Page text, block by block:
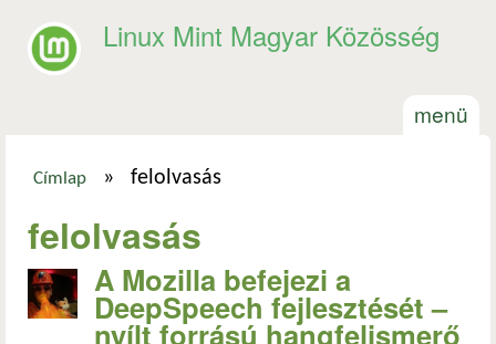
Linux Mint Magyar Közösség
menü
Címlap » felolvasás
felolvasás
A Mozilla befejezi a
DeepSpeech fejlesztését –
nyílt forrású hangfelismerő